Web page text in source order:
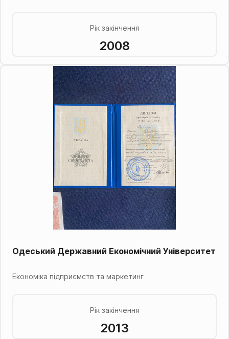
Рік закінчення
2008
Одеський Державний Економічний Університет
Економіка підприємств та маркетинг
Рік закінчення
2013